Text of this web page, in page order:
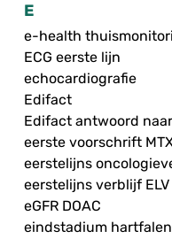
E
e-health
ECG eerste lijn
echocardiografie
Edifact
Edifact antwoord
eerste voorschrift
eerstelijns
eerstelijns verblijf ELV
eGFR DOAC
eindstadium